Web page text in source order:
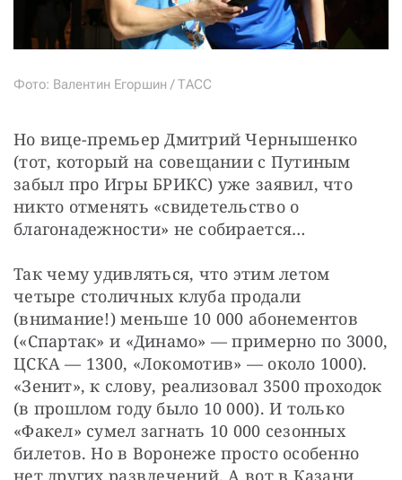
Фото: Валентин Егоршин / ТАСС
Но вице-премьер Дмитрий Чернышенко
(тот, который на совещании с Путиным
забыл про Игры БРИКС) уже заявил, что
никто отменять «свидетельство о
благонадежности» не собирается…
Так чему удивляться, что этим летом
четыре столичных клуба продали
(внимание!) меньше 10 000 абонементов
(«Спартак» и «Динамо» — примерно по 3000,
ЦСКА — 1300, «Локомотив» — около 1000).
«Зенит», к слову, реализовал 3500 проходок
(в прошлом году было 10 000). И только
«Факел» сумел загнать 10 000 сезонных
билетов. Но в Воронеже просто особенно
нет других развлечений. А вот в Казани